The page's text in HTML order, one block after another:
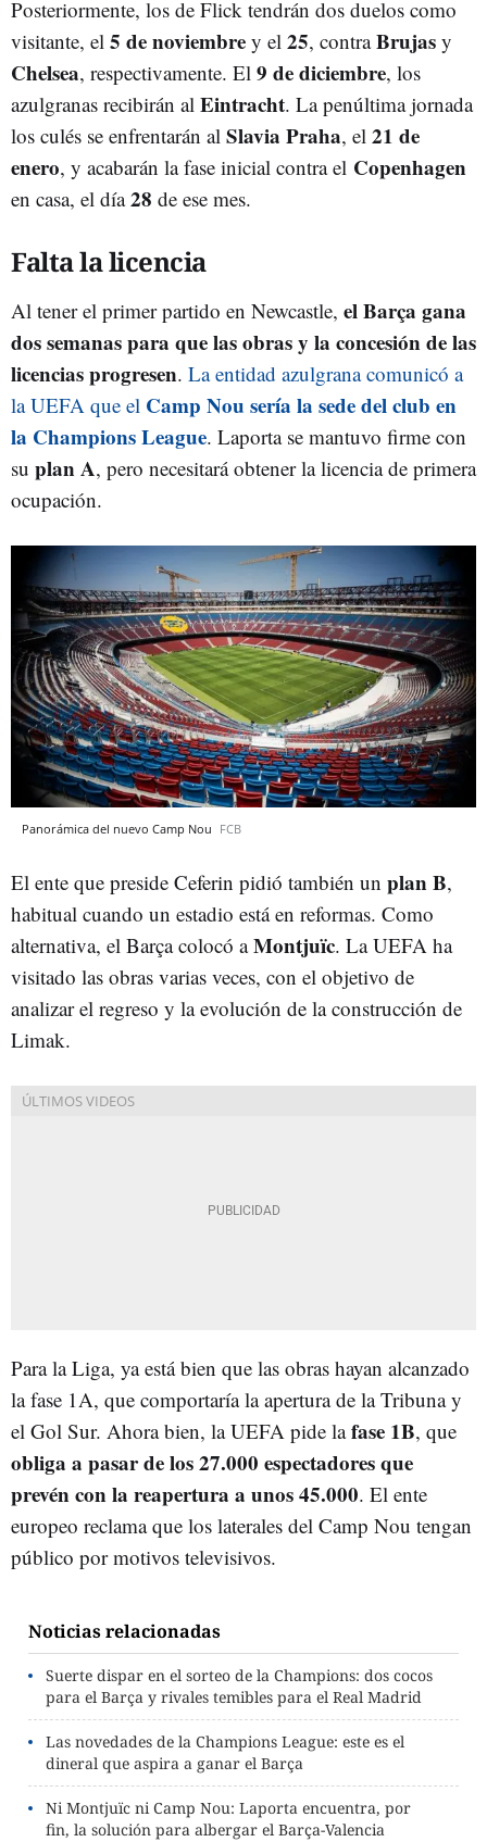
Posteriormente, los de Flick tendrán dos duelos como
visitante, el 5 de noviembre y el 25, contraBrujas y
Chelsea, respectivamente. El 9 de diciembre, los
azulgranas recibirán al Eintracht. La penúltima jornada
los culés se enfrentarán al Slavia Praha, el 21 de
enero, y acabarán la fase inicial contra el Copenhagen
en casa, el día28 de ese mes.
Falta la licencia
Al tener el primer partido en Newcastle, el Barça gana
dos semanas para que las obras y la concesión de las
licencias progresen. La entidad azulgrana comunicó a
la UEFA que el Camp Nou sería la sede del club en
la Champions League. Laporta se mantuvo firme con
su plan A, pero necesitará obtener la licencia de primera
ocupación.
Panorámica del nuevo Camp Nou FCB
El ente que preside Ceferin pidió también un plan B,
habitual cuando un estadio está en reformas. Como
alternativa, el Barça colocó aMontjuïc. La UEFA ha
visitado las obras varias veces, con el objetivo de
analizar el regreso y la evolución de la construcción de
Limak.
Para la Liga, ya está bien que las obras hayan alcanzado
la fase 1A, que comportaría la apertura de la Tribuna y
el Gol Sur. Ahora bien, la UEFA pide lafase 1B, que
obliga a pasar de los 27.000 espectadores que
prevén con la reapertura a unos 45.000. El ente
europeo reclama que los laterales del Camp Nou tengan
público por motivos televisivos.
Noticias relacionadas
Suerte dispar en el sorteo de la Champions: dos cocos
para el Barça y rivales temibles para el Real Madrid
Las novedades de la Champions League: este es el
dineral que aspira a ganar el Barça
Ni Montjuïc ni Camp Nou: Laporta encuentra, por
fin, la solución para albergar el Barça-Valencia